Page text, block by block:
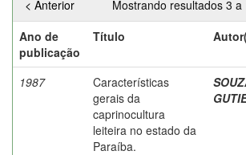
Mostrando resultados 3 a
< Anterior
Ano de
publicação
Título
1987
Características
gerais da
caprinocultura
leiteira no estado da
Paraíba.